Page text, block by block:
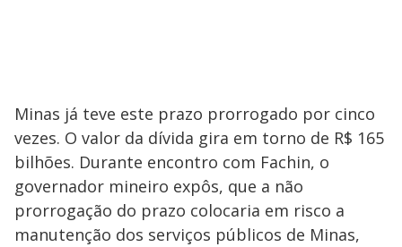
Minas já teve este prazo prorrogado por cinco
vezes. O valor da dívida gira em torno de R$ 165
bilhões. Durante encontro com Fachin, o
governador mineiro expôs, que a não
prorrogação do prazo colocaria em risco a
manutenção dos serviços públicos de Minas,